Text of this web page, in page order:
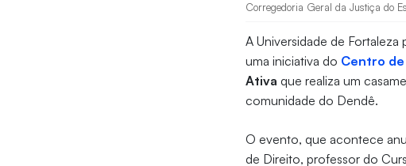
Corregedoria Geral da Justiça do
A Universidade de
uma iniciativa do Centro de
Ativa que realiza um
comunidade do Dendê.
O evento, que acontece
de Direito, professor do